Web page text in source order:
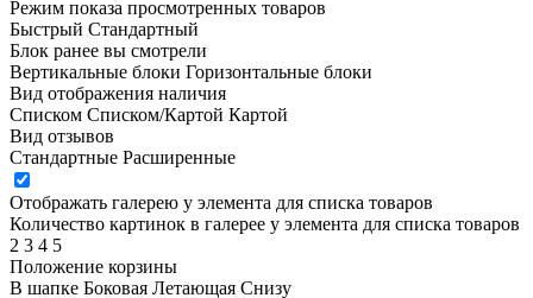
Режим показа просмотренных товаров
Быстрый Стандартный
Блок ранее вы смотрели
Вертикальные блоки Горизонтальные блоки
Вид отображения наличия
Списком Списком/Картой Картой
Вид отзывов
Стандартные Расширенные
Отображать галерею у элемента для списка товаров
Количество картинок в галерее у элемента для списка товаров
2 3 4 5
Положение корзины
В шапке Боковая Летающая Снизу